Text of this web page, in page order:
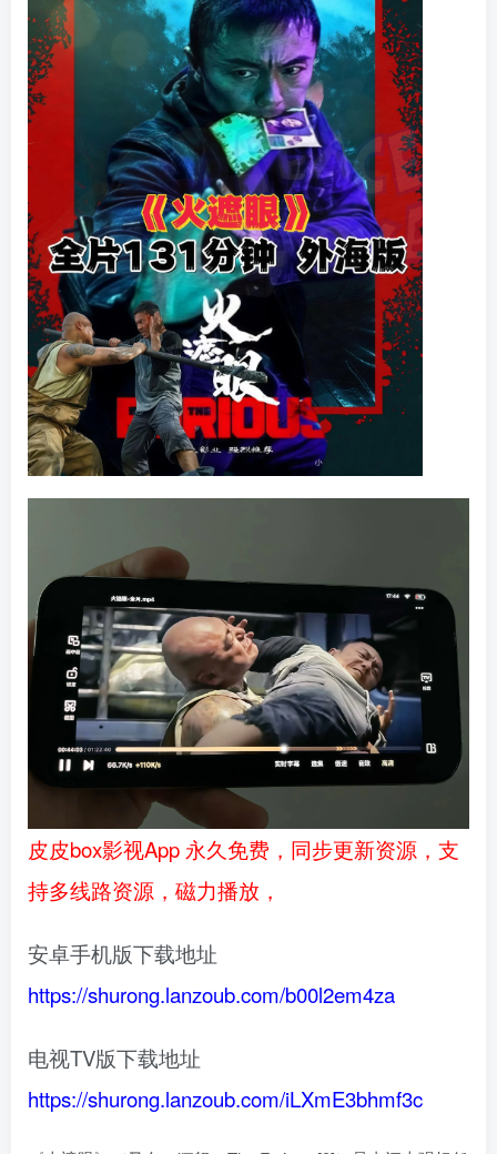
皮皮box影视App 永久免费，同步更新资源，支
持多线路资源，磁力播放，
安卓手机版下载地址
https://shurong.lanzoub.com/b00l2em4za
电视TV版下载地址
https://shurong.lanzoub.com/iLXmE3bhmf3c